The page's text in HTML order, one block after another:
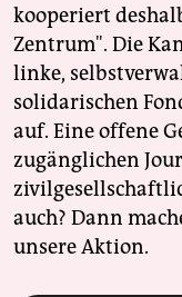
kooperiert
Zentrum". Die
linke,
solidarischen
auf. Eine offene
zugänglichen
auch? Dann
unsere Aktion.